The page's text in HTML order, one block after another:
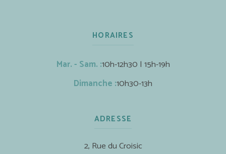
HORAIRES
Mar. - Sam. :10h-12h30 | 15h-19h
Dimanche :10h30-13h
ADRESSE
2, Rue du Croisic